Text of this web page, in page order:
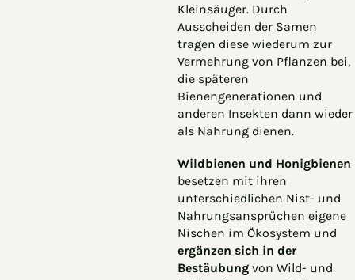
Kleinsäuger. Durch
Ausscheiden der Samen
tragen diese wiederum zur
Vermehrung von Pflanzen bei,
die späteren
Bienengenerationen und
anderen Insekten dann wieder
als Nahrung dienen.
Wildbienen und Honigbienen
besetzen mit ihren
unterschiedlichen Nist- und
Nahrungsansprüchen eigene
Nischen im Ökosystem und
ergänzen sich in der
Bestäubung von Wild- und